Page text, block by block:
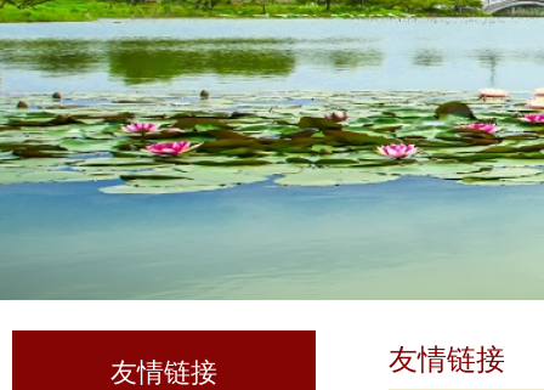
友情链接 友情链接